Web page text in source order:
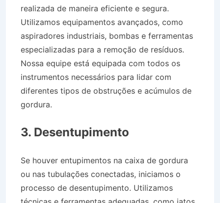
realizada de maneira eficiente e segura.
Utilizamos equipamentos avançados, como
aspiradores industriais, bombas e ferramentas
especializadas para a remoção de resíduos.
Nossa equipe está equipada com todos os
instrumentos necessários para lidar com
diferentes tipos de obstruções e acúmulos de
gordura.
3. Desentupimento
Se houver entupimentos na caixa de gordura
ou nas tubulações conectadas, iniciamos o
processo de desentupimento. Utilizamos